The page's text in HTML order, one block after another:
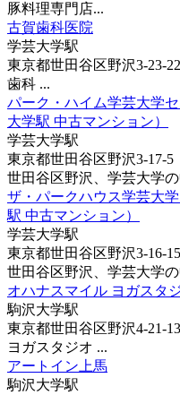
豚料理専門店...
古賀歯科医院
学芸大学駅
東京都世田谷区野沢3-23-22
歯科 ...
パーク・ハイム学芸大学
大学駅 中古マンション）
学芸大学駅
東京都世田谷区野沢3-17-5
世田谷区野沢、学芸大学
ザ・パークハウス学芸大
駅 中古マンション）
学芸大学駅
東京都世田谷区野沢3-16-15
世田谷区野沢、学芸大学
オハナスマイル ヨガスタ
駒沢大学駅
東京都世田谷区野沢4-21-
ヨガスタジオ ...
アートイン上馬
駒沢大学駅